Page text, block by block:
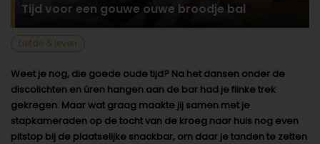
Tijd voor een gouwe ouwe broodje bal
Liefde & leven
Weet je nog, die goede oude tijd? Na het dansen onder de
discolichten en úren hangen aan de bar had je flinke trek
gekregen. Maar wat graag maakte jij samen met je
stapkameraden op de tocht van de kroeg naar huis nog even
pitstop bij de plaatselijke snackbar, om daar je tanden te zetten